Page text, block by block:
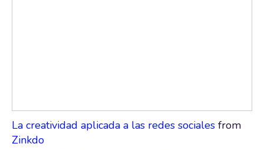
La creatividad aplicada a las redes sociales from
Zinkdo